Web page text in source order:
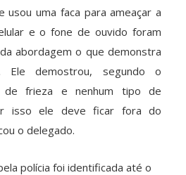
usou uma faca para ameaçar a
e o fone de ouvido foram
abordagem o que demonstra
Ele demostrou, segundo o
de frieza e nenhum tipo de
isso ele deve ficar fora do
o delegado.
polícia foi identificada até o